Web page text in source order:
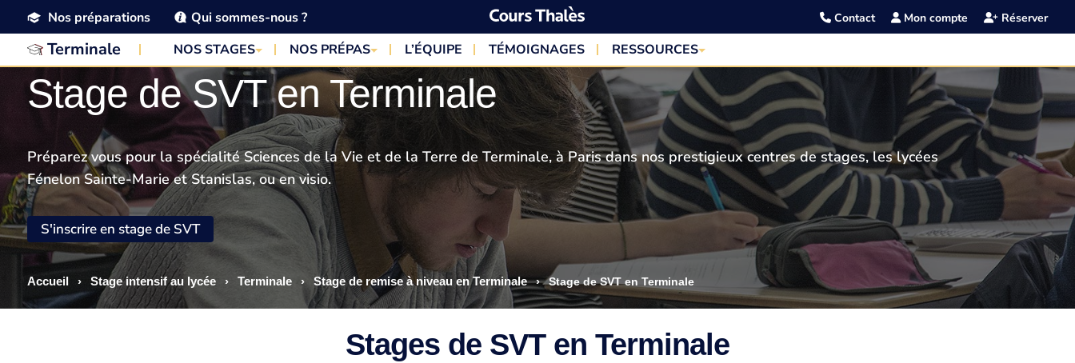
Nos préparations Qui sommes-nous ? Contact Mon compte Réserver
Terminale NOS STAGES NOS PRÉPAS L’ÉQUIPE TÉMOIGNAGES RESSOURCES
Stage de SVT en Terminale
Préparez vous pour la spécialité Sciences de la Vie et de la Terre de Terminale, à Paris dans nos prestigieux centres de stages, les lycées
Fénelon Sainte-Marie et Stanislas, ou en visio.
S'inscrire en stage de SVT
Accueil › Stage intensif au lycée › Terminale › Stage de remise à niveau en Terminale › Stage de SVT en Terminale
Stages de SVT en Terminale